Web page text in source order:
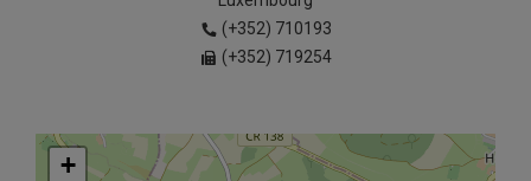
(+352) 710193
(+352) 719254
+
+